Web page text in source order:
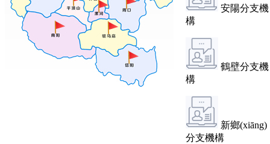
安陽分支機
構
鶴壁分支機
構
新鄉(xiāng)
分支機構